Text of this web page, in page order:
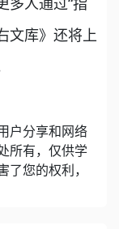
文库》还将上
户分享和网络
所有，仅供学
您的权利，